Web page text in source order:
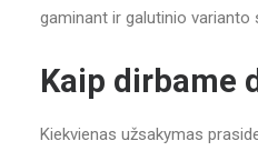
gaminant ir galutinio varianto
Kaip dirbame
Kiekvienas užsakymas